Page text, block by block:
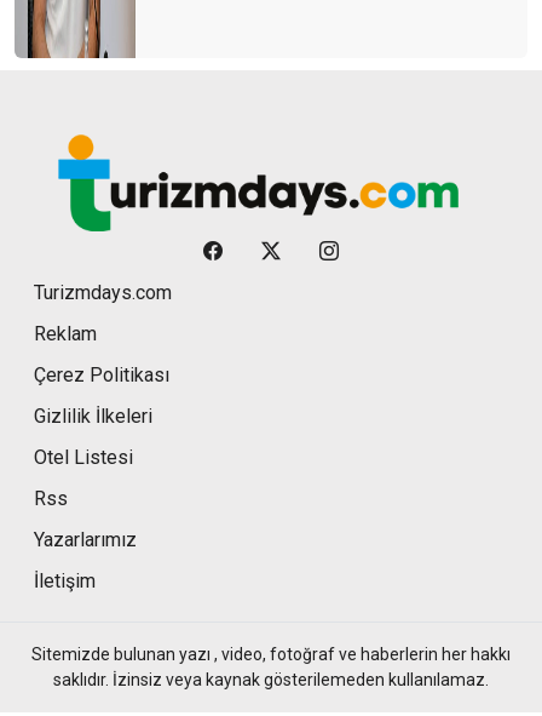
Turizmdays.com
Reklam
Çerez Politikası
Gizlilik İlkeleri
Otel Listesi
Rss
Yazarlarımız
İletişim
Sitemizde bulunan yazı , video, fotoğraf ve haberlerin her hakkı
saklıdır. İzinsiz veya kaynak gösterilemeden kullanılamaz.